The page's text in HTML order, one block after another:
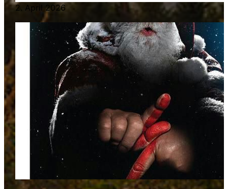
2. April 2026